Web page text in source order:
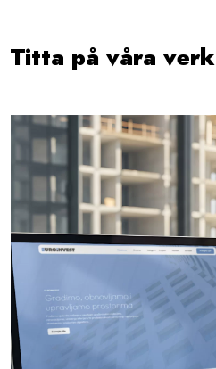
Titta på våra verk